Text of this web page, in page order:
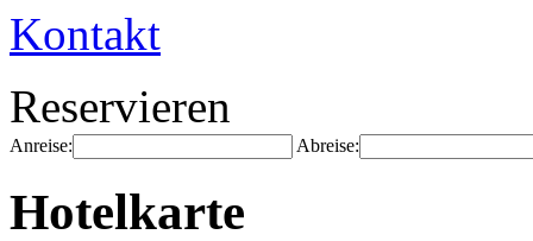
Kontakt
Reservieren
Anreise: Abreise:
Hotelkarte